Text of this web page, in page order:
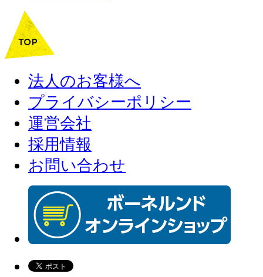
法人のお客様へ
プライバシーポリシー
運営会社
採用情報
お問い合わせ